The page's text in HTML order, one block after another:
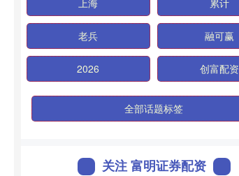
上海 累计
老兵 融可赢
2026 创富配资
全部话题标签
关注 富明证券配资